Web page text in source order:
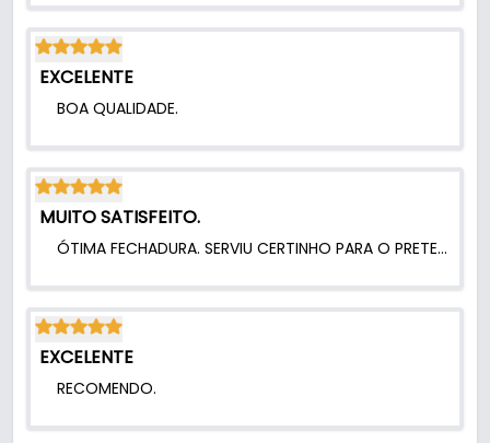
EXCELENTE
BOA QUALIDADE.
MUITO SATISFEITO.
ÓTIMA FECHADURA. SERVIU CERTINHO PARA O PRETENDIDO.
EXCELENTE
RECOMENDO.